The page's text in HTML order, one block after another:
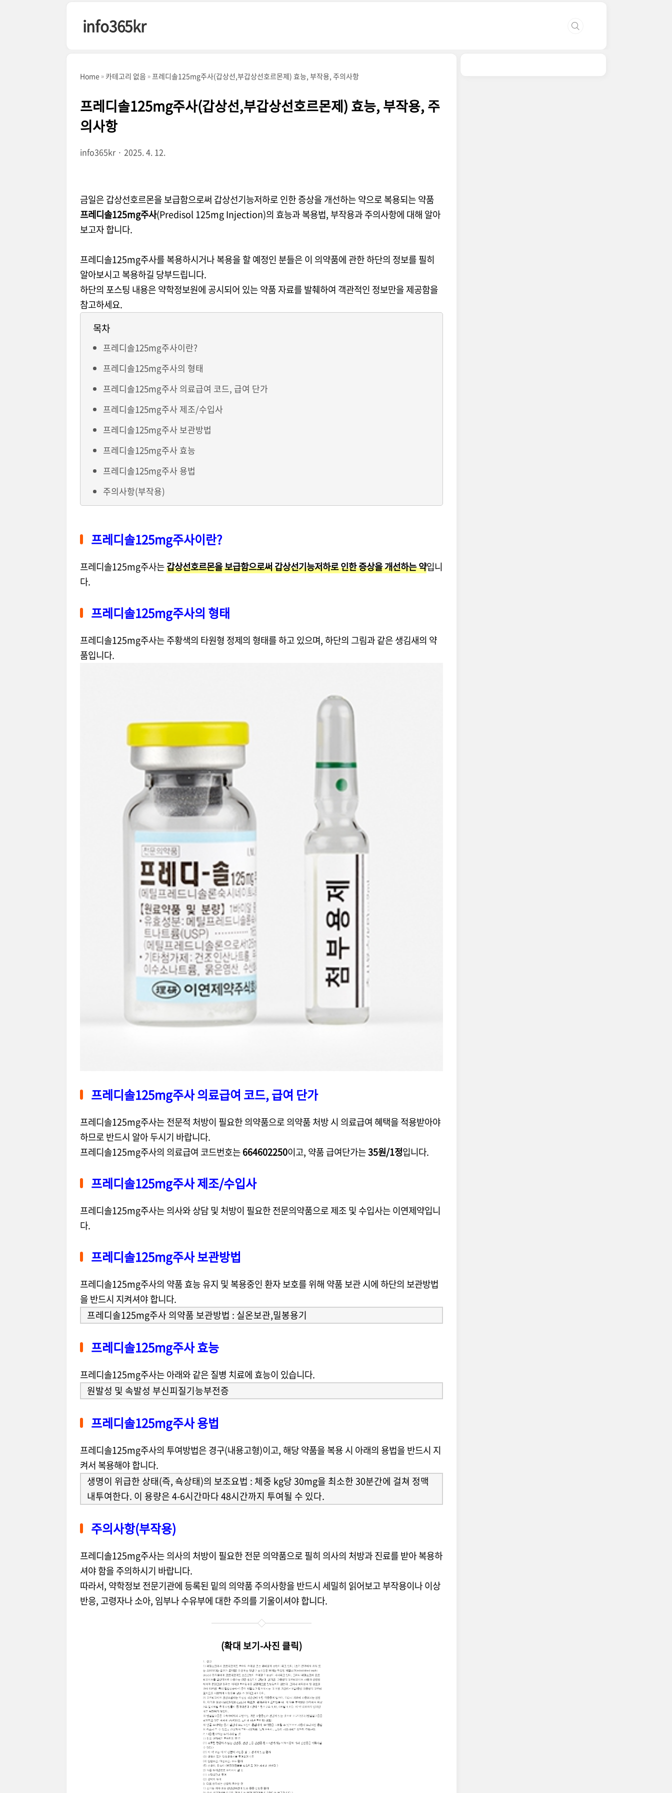
info365kr
Home 카테고리 없음 프레디솔125mg주사(갑상선,부갑상선호르몬제) 효능, 부작용, 주의사항
프레디솔125mg주사(갑상선,부갑상선호르몬제) 효능, 부작용, 주
의사항
info365kr 2025. 4. 12.
금일은 갑상선호르몬을 보급함으로써 갑상선기능저하로 인한 증상을 개선하는 약으로 복용되는 약품
프레디솔125mg주사(Predisol 125mg Injection)의 효능과 복용법, 부작용과 주의사항에 대해 알아
보고자 합니다.
프레디솔125mg주사를 복용하시거나 복용을 할 예정인 분들은 이 의약품에 관한 하단의 정보를 필히
알아보시고 복용하길 당부드립니다.
하단의 포스팅 내용은 약학정보원에 공시되어 있는 약품 자료를 발췌하여 객관적인 정보만을 제공함을
참고하세요.
목차
프레디솔125mg주사이란?
프레디솔125mg주사의 형태
프레디솔125mg주사 의료급여 코드, 급여 단가
프레디솔125mg주사 제조/수입사
프레디솔125mg주사 보관방법
프레디솔125mg주사 효능
프레디솔125mg주사 용법
주의사항(부작용)
프레디솔125mg주사이란?
프레디솔125mg주사는갑상선호르몬을 보급함으로써 갑상선기능저하로 인한 증상을 개선하는 약입니
다.
프레디솔125mg주사의 형태
프레디솔125mg주사는 주황색의 타원형 정제의 형태를 하고 있으며, 하단의 그림과 같은 생김새의 약
품입니다.
프레디솔125mg주사 의료급여 코드, 급여 단가
프레디솔125mg주사는 전문적 처방이 필요한 의약품으로 의약품 처방 시 의료급여 혜택을 적용받아야
하므로 반드시 알아 두시기 바랍니다.
프레디솔125mg주사의 의료급여 코드번호는664602250이고, 약품 급여단가는35원/1정입니다.
프레디솔125mg주사 제조/수입사
프레디솔125mg주사는 의사와 상담 및 처방이 필요한 전문의약품으로 제조 및 수입사는 이연제약입니
다.
프레디솔125mg주사 보관방법
프레디솔125mg주사의 약품 효능 유지 및 복용중인 환자 보호를 위해 약품 보관 시에 하단의 보관방법
을 반드시 지켜셔야 합니다.
프레디솔125mg주사 의약품 보관방법 : 실온보관,밀봉용기
프레디솔125mg주사 효능
프레디솔125mg주사는 아래와 같은 질병 치료에 효능이 있습니다.
원발성 및 속발성 부신피질기능부전증
프레디솔125mg주사 용법
프레디솔125mg주사의 투여방법은 경구(내용고형)이고, 해당 약품을 복용 시 아래의 용법을 반드시 지
켜서 복용해야 합니다.
생명이 위급한 상태(즉, 쇽상태)의 보조요법 : 체중 kg당 30mg을 최소한 30분간에 걸쳐 정맥
내투여한다. 이 용량은 4-6시간마다 48시간까지 투여될 수 있다.
주의사항(부작용)
프레디솔125mg주사는 의사의 처방이 필요한 전문 의약품으로 필히 의사의 처방과 진료를 받아 복용하
셔야 함을 주의하시기 바랍니다.
따라서, 약학정보 전문기관에 등록된 밑의 의약품 주의사항을 반드시 세밀히 읽어보고 부작용이나 이상
반응, 고령자나 소아, 임부나 수유부에 대한 주의를 기울이셔야 합니다.
(확대 보기-사진 클릭)